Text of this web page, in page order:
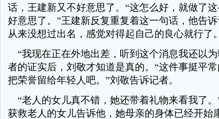
话，王建新又不好意思了。“这怎么好，就做了
好意思了。”王建新反复重复着这一句话，他告
从来没想过出名，感觉对得起自己的良心就行了
“我现在正在外地出差，听到这个消息我还以
者的证实后，刘敬才知道是真的。“这件事挺平
把荣誉留给年轻人吧。”刘敬告诉记者。
“老人的女儿真不错，她还带着礼物来看我了
获救老人的女儿告诉他，她母亲的身体已经开始